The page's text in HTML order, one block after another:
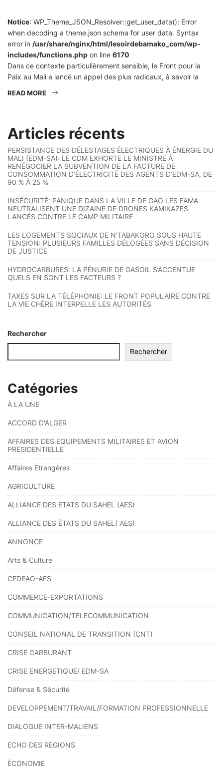
Notice: WP_Theme_JSON_Resolver::get_user_data(): Error
when decoding a theme.json schema for user data. Syntax
error in /usr/share/nginx/html/lesoirdebamako_com/wp-
includes/functions.php on line 6170
Dans ce contexte particulièrement sensible, le Front pour la
Paix au Mali a lancé un appel des plus radicaux, à savoir la
READ MORE
Articles récents
PERSISTANCE DES DÉLESTAGES ÉLECTRIQUES À ÉNERGIE DU
MALI (EDM-SA): LE CDM EXHORTE LE MINISTRE À
RENÉGOCIER LA SUBVENTION DE LA FACTURE DE
CONSOMMATION D’ÉLECTRICITÉ DES AGENTS D’EDM-SA, DE
90 % À 25 %
INSÉCURITÉ: PANIQUE DANS LA VILLE DE GAO LES FAMA
NEUTRALISENT UNE DIZAINE DE DRONES KAMIKAZES
LANCÉS CONTRE LE CAMP MILITAIRE
LES LOGEMENTS SOCIAUX DE N’TABAKORO SOUS HAUTE
TENSION: PLUSIEURS FAMILLES DÉLOGÉES SANS DÉCISION
DE JUSTICE
HYDROCARBURES: LA PÉNURIE DE GASOIL S’ACCENTUE
QUELS EN SONT LES FACTEURS ?
TAXES SUR LA TÉLÉPHONIE: LE FRONT POPULAIRE CONTRE
LA VIE CHÈRE INTERPELLE LES AUTORITÉS
Rechercher
Rechercher
Catégories
À LA UNE
ACCORD D'ALGER
AFFAIRES DES EQUIPEMENTS MILITAIRES ET AVION
PRESIDENTIELLE
Affaires Etrangères
AGRICULTURE
ALLIANCE DES ETATS DU SAHEL (AES)
ALLIANCE DES ÉTATS DU SAHEL( AES)
ANNONCE
Arts & Culture
CEDEAO-AES
COMMERCE-EXPORTATIONS
COMMUNICATION/TELECOMMUNICATION
CONSEIL NATIONAL DE TRANSITION (CNT)
CRISE CARBURANT
CRISE ENERGETIQUE/ EDM-SA
Défense & Sécurité
DEVELOPPEMENT/TRAVAIL/FORMATION PROFESSIONNELLE
DIALOGUE INTER-MALIENS
ECHO DES REGIONS
ÉCONOMIE